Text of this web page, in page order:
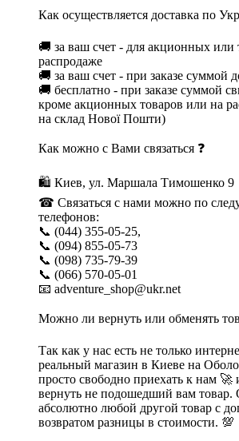
Как осуществляется доставка по
🚚 за ваш счет - для акционных или
распродаже
🚚 за ваш счет - при заказе суммой
🚚 бесплатно - при заказе суммой
кроме акционных товаров или на
на склад Нової Пошти)
Как можно с Вами связаться ❓
🛍 Киев, ул. Маршала Тимошенко 9
☎ Связаться с нами можно по
телефонов:
📞 (044) 355-05-25,
📞 (094) 855-05-73
📞 (098) 735-79-
📞 (066) 570-05-01
📧 adventure_shop@ukr.net
Можно ли вернуть или обменять
Так как у нас есть не только
реальный магазин в Киеве на
просто свободно приехать к нам 🚀
вернуть не подошедший вам
абсолютно любой другой товар с
возвратом разницы в стоимости. 💯